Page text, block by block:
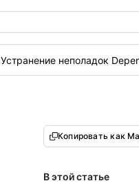
Устранение неполадок
Копировать как
В этой статье